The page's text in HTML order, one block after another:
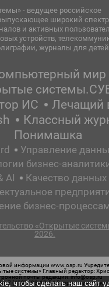
- ведущее российское
широкий
и активных
устройств,
журналы для
мир
ИС
Лечащий
Классный
Понимашка
Управление
бизнес-
AI
Качество данных
бизнес-
«Открытые
2026.
информации www.osp.ru
системы» Главный редактор:
почты редакции: info@osp.ru
7 (499) 703-18-54 Возрастная
чтобы сделать наш сайт